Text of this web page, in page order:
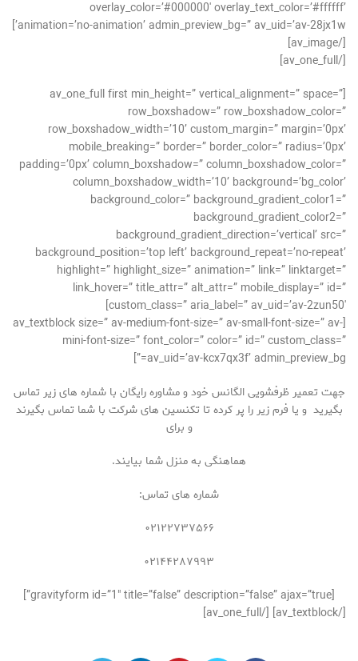
overlay_color=’#000000′ overlay_text_color=’#ffffff’
animation=’no-animation’ admin_preview_bg=” av_uid=’av-28jx1w’]
[/av_image]
[/av_one_full]
[av_one_full first min_height=” vertical_alignment=” space=”
row_boxshadow=” row_boxshadow_color=”
row_boxshadow_width=’10’ custom_margin=” margin=’0px’
mobile_breaking=” border=” border_color=” radius=’0px’
padding=’0px’ column_boxshadow=” column_boxshadow_color=”
column_boxshadow_width=’10’ background=’bg_color’
background_color=” background_gradient_color1=”
background_gradient_color2=”
background_gradient_direction=’vertical’ src=”
background_position=’top left’ background_repeat=’no-repeat’
highlight=” highlight_size=” animation=” link=” linktarget=”
link_hover=” title_attr=” alt_attr=” mobile_display=” id=”
custom_class=” aria_label=” av_uid=’av-2zun50′]
[av_textblock size=” av-medium-font-size=” av-small-font-size=” av-
mini-font-size=” font_color=” color=” id=” custom_class=”
av_uid=’av-kcx7qx3f’ admin_preview_bg=”]
جهت تعمیر ظرفشویی الگانس خود و مشاوره رایگان با شماره های زیر تماس
بگیرید و یا فرم زیر را پر کرده تا تکنسین های شرکت با شما تماس بگیرند
و برای
هماهنگی به منزل شما بیایند.
شماره های تماس:
۰۲۱۲۲۷۳۷۵۶۶
۰۲۱۴۴۲۸۷۹۹۳
[gravityform id=”1″ title=”false” description=”false” ajax=”true”]
[/av_textblock] [/av_one_full]